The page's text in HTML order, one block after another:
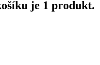
je 1 produkt.